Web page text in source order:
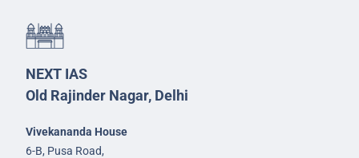
NEXT IAS
Old Rajinder Nagar, Delhi
Vivekananda House
6-B, Pusa Road,